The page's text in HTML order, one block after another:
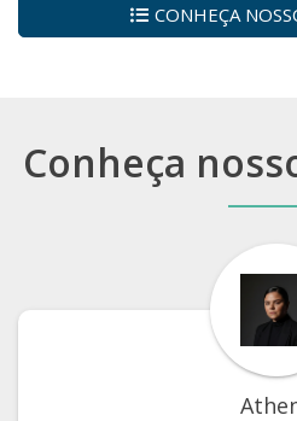
CONHEÇA
Conheça